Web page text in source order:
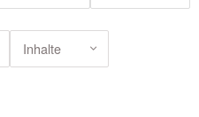
Inhalte